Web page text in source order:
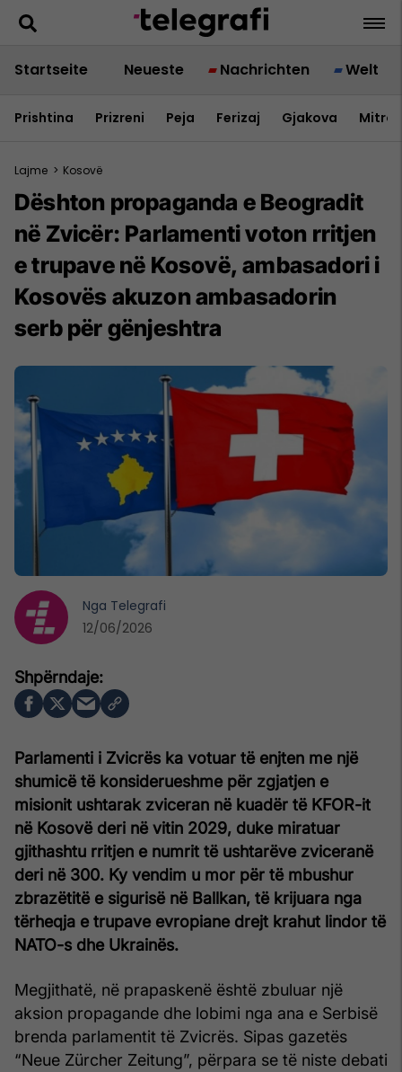
Startseite Neueste Nachrichten Welt
Prishtina Prizreni Peja Ferizaj Gjakova
Lajme > Kosovë
Dështon propaganda e Beogradit
në Zvicër: Parlamenti voton rritjen
e trupave në Kosovë, ambasadori i
Kosovës akuzon ambasadorin
serb për gënjeshtra
Parlamenti i Zvicrës ka votuar të enjten me një
shumicë të konsiderueshme për zgjatjen e
misionit ushtarak zviceran në kuadër të KFOR-it
në Kosovë deri në vitin 2029, duke miratuar
gjithashtu rritjen e numrit të ushtarëve zviceranë
deri në 300. Ky vendim u mor për të mbushur
zbrazëtitë e sigurisë në Ballkan, të krijuara nga
tërheqja e trupave evropiane drejt krahut lindor të
NATO-s dhe Ukrainës.
Megjithatë, në prapaskenë është zbuluar një
aksion propagande dhe lobimi nga ana e Serbisë
brenda parlamentit të Zvicrës. Sipas gazetës
“Neue Zürcher Zeitung”, përpara se të niste debati
Nga Telegrafi
12/06/2026